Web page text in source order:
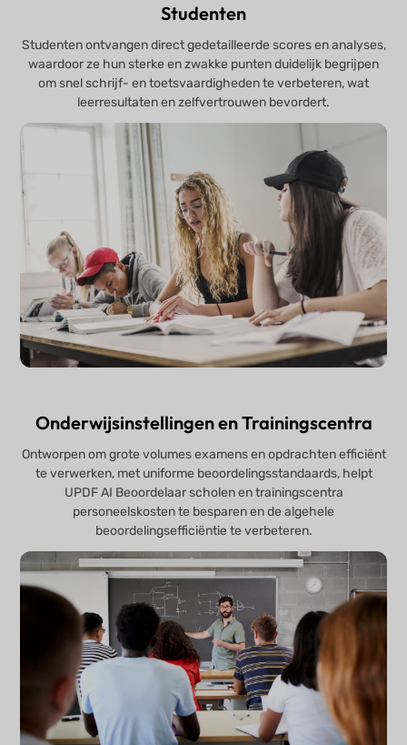
Studenten
Studenten ontvangen direct gedetailleerde scores en analyses,
waardoor ze hun sterke en zwakke punten duidelijk begrijpen
om snel schrijf- en toetsvaardigheden te verbeteren, wat
leerresultaten en zelfvertrouwen bevordert.
Onderwijsinstellingen en Trainingscentra
Ontworpen om grote volumes examens en opdrachten efficiënt
te verwerken, met uniforme beoordelingsstandaards, helpt
UPDF AI Beoordelaar scholen en trainingscentra
personeelskosten te besparen en de algehele
beoordelingsefficiëntie te verbeteren.